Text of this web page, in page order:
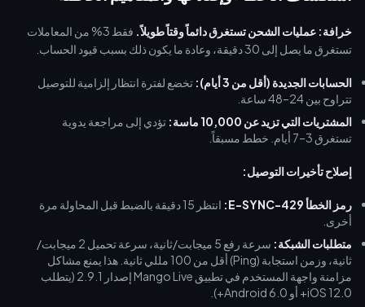
خرافة: عمليات الشحن تستغرق دائماً وقتاً طويلاً.
فقط 3% من المعاملات
تستغرق ما يصل إلى 30 دقيقة، وعادة ما يكون ذلك بسبب قيود الحساب.
الحسابات الجديدة (أقل من 3 أيام):
تخضع لفترة انتظار إلزامية للتوصيل
تتراوح بين 24–48 ساعة.
المشتريات التي تزيد عن 10,000 ماسة:
تؤدي إلى مراجعة يدوية
تستغرق 3–7 أيام. خطط مسبقاً.
إصلاح تأخيرات التوصيل:
رمز الخطأ E-SYNC-429:
انتظر 15 دقيقة بالضبط قبل المحاولة مرة
أخرى.
متطلبات الشبكة:
سرعة رفع 5 ميجابت/ثانية، سرعة تحميل 2 ميجابت/
ثانية، وزمن استجابة (Ping) أقل من 100 مللي ثانية. هذا يمنع مشاكل
مزامنة واجهة المستخدم في تطبيق Mango Live إصدار 2.9.1 (يتطلب
iOS 12.0+ أو Android 6.0+).